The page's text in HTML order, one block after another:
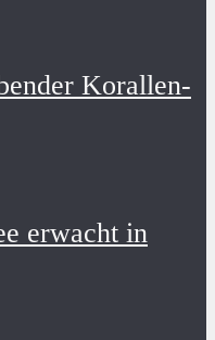
Korallen-
erwacht in